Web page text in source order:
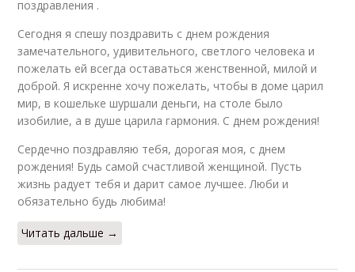
поздравления .
Сегодня я спешу поздравить с днем рождения
замечательного, удивительного, светлого человека и
пожелать ей всегда оставаться женственной, милой и
доброй. Я искренне хочу пожелать, чтобы в доме царил
мир, в кошельке шуршали деньги, на столе было
изобилие, а в душе царила гармония. С днем рождения!
Сердечно поздравляю тебя, дорогая моя, с днем
рождения! Будь самой счастливой женщиной. Пусть
жизнь радует тебя и дарит самое лучшее. Люби и
обязательно будь любима!
Читать дальше →